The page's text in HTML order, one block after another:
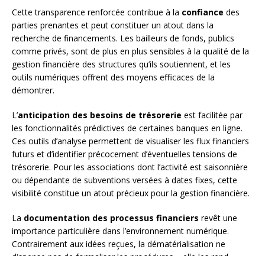
Cette transparence renforcée contribue à la confiance des
parties prenantes et peut constituer un atout dans la
recherche de financements. Les bailleurs de fonds, publics
comme privés, sont de plus en plus sensibles à la qualité de la
gestion financière des structures qu’ils soutiennent, et les
outils numériques offrent des moyens efficaces de la
démontrer.
L’anticipation des besoins de trésorerie est facilitée par
les fonctionnalités prédictives de certaines banques en ligne.
Ces outils d’analyse permettent de visualiser les flux financiers
futurs et d’identifier précocement d’éventuelles tensions de
trésorerie. Pour les associations dont l’activité est saisonnière
ou dépendante de subventions versées à dates fixes, cette
visibilité constitue un atout précieux pour la gestion financière.
La documentation des processus financiers revêt une
importance particulière dans l’environnement numérique.
Contrairement aux idées reçues, la dématérialisation ne